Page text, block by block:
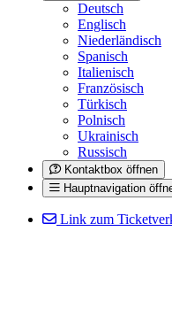
Deutsch
Englisch
Niederländisch
Spanisch
Italienisch
Französisch
Türkisch
Polnisch
Ukrainisch
Russisch
Kontaktbox öffnen
Hauptnavigation
Link zum